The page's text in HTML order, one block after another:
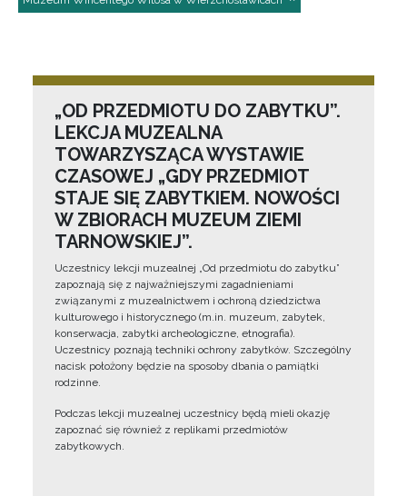
„OD PRZEDMIOTU DO ZABYTKU”.
LEKCJA MUZEALNA
TOWARZYSZĄCA WYSTAWIE
CZASOWEJ „GDY PRZEDMIOT
STAJE SIĘ ZABYTKIEM. NOWOŚCI
W ZBIORACH MUZEUM ZIEMI
TARNOWSKIEJ”.
Uczestnicy lekcji muzealnej „Od przedmiotu do zabytku”
zapoznają się z najważniejszymi zagadnieniami
związanymi z muzealnictwem i ochroną dziedzictwa
kulturowego i historycznego (m.in. muzeum, zabytek,
konserwacja, zabytki archeologiczne, etnografia).
Uczestnicy poznają techniki ochrony zabytków. Szczególny
nacisk położony będzie na sposoby dbania o pamiątki
rodzinne.
Podczas lekcji muzealnej uczestnicy będą mieli okazję
zapoznać się również z replikami przedmiotów
zabytkowych.